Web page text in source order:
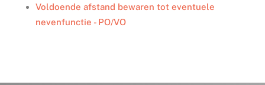
Voldoende afstand bewaren tot eventuele
nevenfunctie - PO/VO